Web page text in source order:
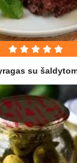
su